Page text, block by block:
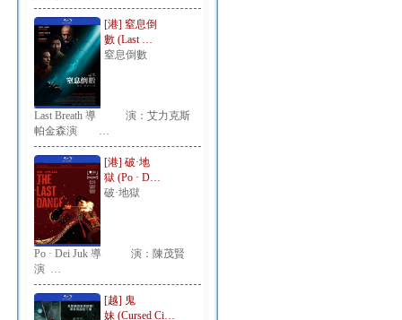
[港] 窒息倒
數 (Last …
窒息倒數
Last Breath 導 演：艾力克斯
帕金森演 …
[港] 破·地
獄 (Po · D…
破·地獄
Po · Dei Juk 導 演：陳茂賢
演 …
[越] 鬼
妹 (Cursed Ci…